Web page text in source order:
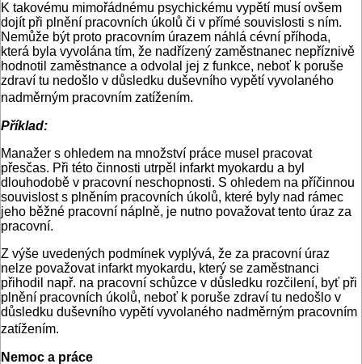
K takovému mimořádnému psychickému vypětí musí ovšem
dojít při plnění pracovních úkolů či v přímé souvislosti s ním.
Nemůže být proto pracovním úrazem náhlá cévní příhoda,
která byla vyvolána tím, že nadřízený zaměstnanec nepříznivě
hodnotil zaměstnance a odvolal jej z funkce, neboť k poruše
zdraví tu nedošlo v důsledku duševního vypětí vyvolaného
nadměrným pracovním zatížením.
Příklad:
Manažer s ohledem na množství práce musel pracovat
přesčas. Při této činnosti utrpěl infarkt myokardu a byl
dlouhodobě v pracovní neschopnosti. S ohledem na příčinnou
souvislost s plněním pracovních úkolů, které byly nad rámec
jeho běžné pracovní náplně, je nutno považovat tento úraz za
pracovní.
Z výše uvedených podmínek vyplývá, že za pracovní úraz
nelze považovat infarkt myokardu, který se zaměstnanci
přihodil např. na pracovní schůzce v důsledku rozčilení, byť při
plnění pracovních úkolů, neboť k poruše zdraví tu nedošlo v
důsledku duševního vypětí vyvolaného nadměrným pracovním
zatížením.
Nemoc a práce